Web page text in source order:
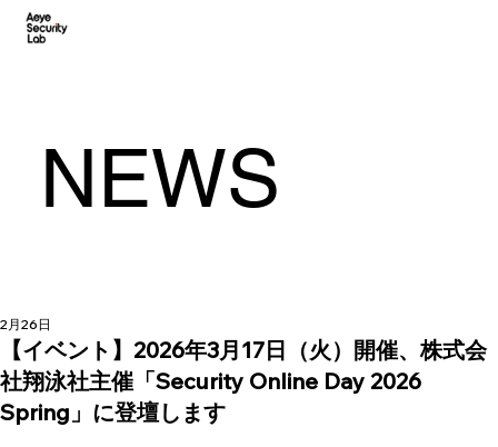
NEWS
【イベント】2026年3月17日（火）開催、株式会
社翔泳社主催「Security Online Day 2026
Spring」に登壇します
2月26日